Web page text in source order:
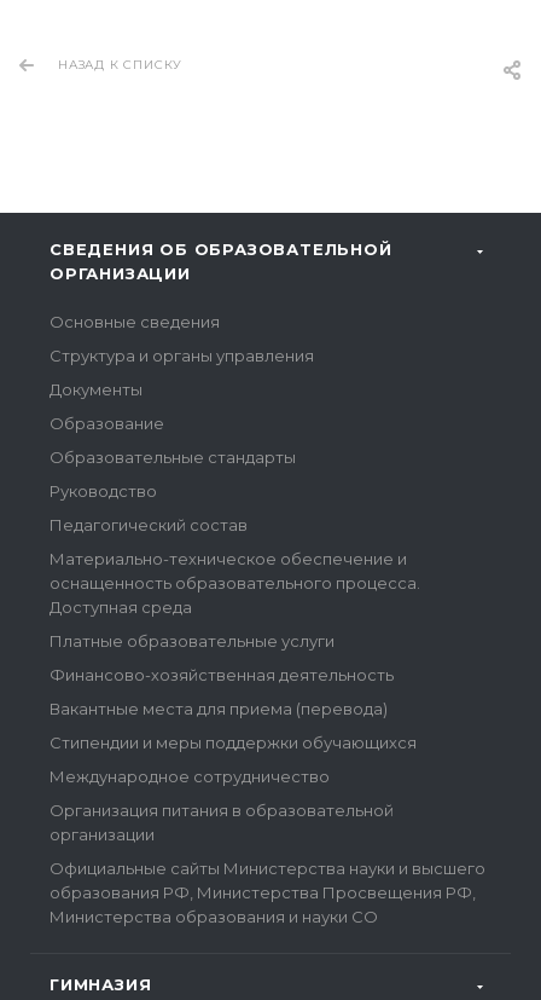
НАЗАД К СПИСКУ
СВЕДЕНИЯ ОБ ОБРАЗОВАТЕЛЬНОЙ
ОРГАНИЗАЦИИ
Основные сведения
Структура и органы управления
Документы
Образование
Образовательные стандарты
Руководство
Педагогический состав
Материально-техническое обеспечение и
оснащенность образовательного процесса.
Доступная среда
Платные образовательные услуги
Финансово-хозяйственная деятельность
Вакантные места для приема (перевода)
Стипендии и меры поддержки обучающихся
Международное сотрудничество
Организация питания в образовательной
организации
Официальные сайты Министерства науки и высшего
образования РФ, Министерства Просвещения РФ,
Министерства образования и науки СО
ГИМНАЗИЯ